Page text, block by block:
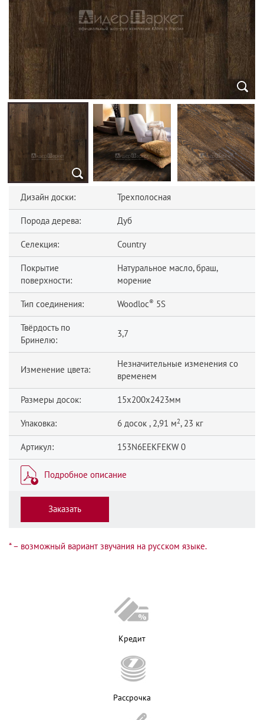
Дизайн доски: Трехполосная
Порода дерева: Дуб
Селекция: Country
Покрытие
поверхности:
Натуральное масло, браш,
морение
Тип соединения: Woodloc® 5S
Твёрдость по
Бринелю:
3,7
Изменение цвета:
Незначительные изменения со
временем
Размеры досок: 15x200x2423мм
Упаковка: 6 досок , 2,91 м2, 23 кг
Артикул: 153N6EEKFEKW 0
Подробное описание
Заказать
* – возможный вариант звучания на русском языке.
Кредит
Рассрочка